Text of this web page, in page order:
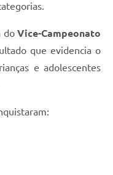
do Vice-Campeonato
que evidencia o
e adolescentes